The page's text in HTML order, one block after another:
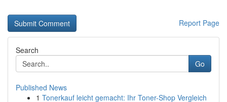
Report Page
Search
Go
Published News
1 Tonerkauf leicht gemacht: Ihr Toner-Shop Vergleich